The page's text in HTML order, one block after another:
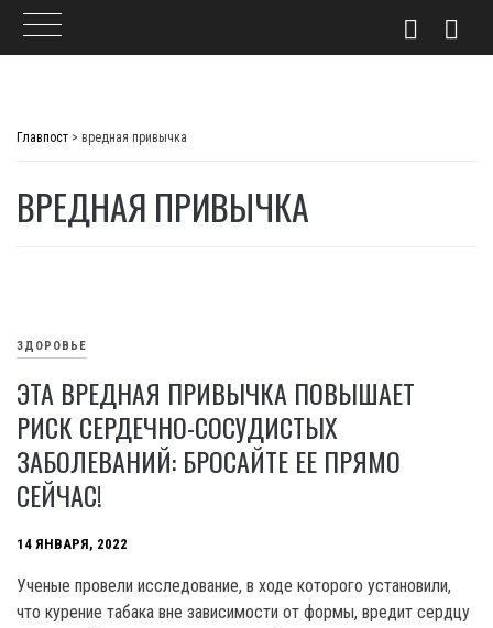
Главпост > вредная привычка
ВРЕДНАЯ ПРИВЫЧКА
ЗДОРОВЬЕ
ЭТА ВРЕДНАЯ ПРИВЫЧКА ПОВЫШАЕТ
РИСК СЕРДЕЧНО-СОСУДИСТЫХ
ЗАБОЛЕВАНИЙ: БРОСАЙТЕ ЕЕ ПРЯМО
СЕЙЧАС!
14 ЯНВАРЯ, 2022
Ученые провели исследование, в ходе которого установили,
что курение табака вне зависимости от формы, вредит сердцу